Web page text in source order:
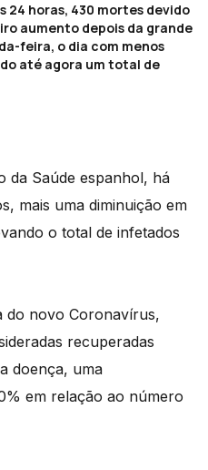
24 horas, 430 mortes devido
aumento depois da grande
feira, o dia com menos
até agora um total de
da Saúde espanhol, há
mais uma diminuição em
o total de infetados
do novo Coronavírus,
recuperadas
doença, uma
em relação ao número